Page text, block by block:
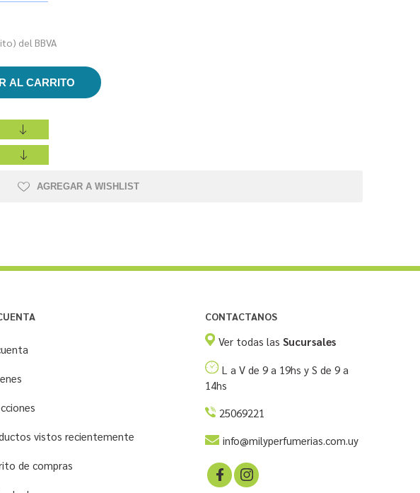
del BBVA
AGREGAR A WISHLIST
vistos recientemente
de compras
CONTACTANOS
Ver todas las Sucursales
L a V de 9 a 19hs y S de 9 a
14hs
25069221
info@milyperfumerias.com.uy